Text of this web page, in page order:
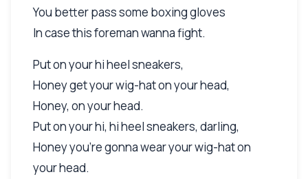
You better pass some boxing gloves
In case this foreman wanna fight.
Put on your hi heel sneakers,
Honey get your wig-hat on your head,
Honey, on your head.
Put on your hi, hi heel sneakers, darling,
Honey you're gonna wear your wig-hat on
your head.